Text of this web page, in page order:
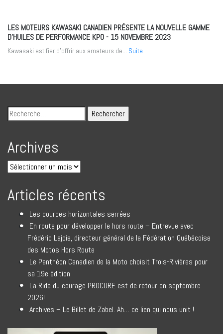
LES MOTEURS KAWASAKI CANADIEN PRÉSENTE LA NOUVELLE GAMME
D’HUILES DE PERFORMANCE KPO- 15 NOVEMBRE 2023
Kawasaki est fier d’offrir aux amateurs de... Suite
Archives
Articles récents
Les courbes horizontales serrées
En route pour développer le hors route – Entrevue avec
Frédéric Lajoie, directeur général de la Fédération Québécoise
des Motos Hors Route
Le Panthéon Canadien de la Moto choisit Trois-Rivières pour
sa 19e édition
La Ride du courage PROCURE est de retour en septembre
2026!
Archives – Le Billet de Zabel. Ah… ce lien qui nous unit !